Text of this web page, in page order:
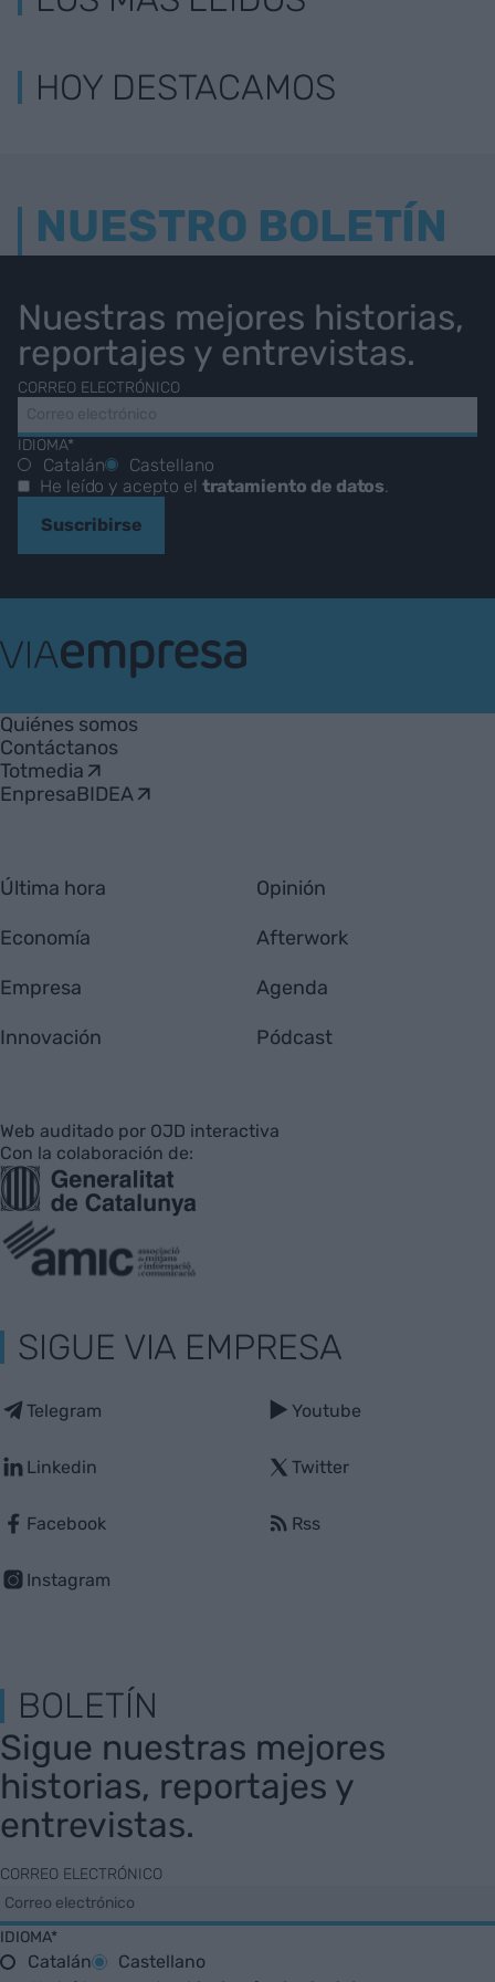
HOY DESTACAMOS
NUESTRO BOLETÍN
Nuestras mejores historias,
reportajes y entrevistas.
CORREO ELECTRÓNICO
IDIOMA*
Catalán
Castellano
He leído y acepto el tratamiento de datos
Suscribirse
Empresa
Quiénes somos
Contáctanos
Totmedia
EnpresaBIDEA
Última hora
Economía
Empresa
Innovación
Opinión
Afterwork
Agenda
Pódcast
Web auditado por OJD interactiva
Con la colaboración de:
SIGUE VIA EMPRESA
Telegram
Linkedin
Facebook
Instagram
Youtube
Twitter
Rss
BOLETÍN
Sigue nuestras mejores
historias, reportajes y
entrevistas.
CORREO ELECTRÓNICO
IDIOMA*
Catalán
Castellano